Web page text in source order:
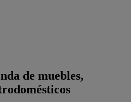
de muebles,